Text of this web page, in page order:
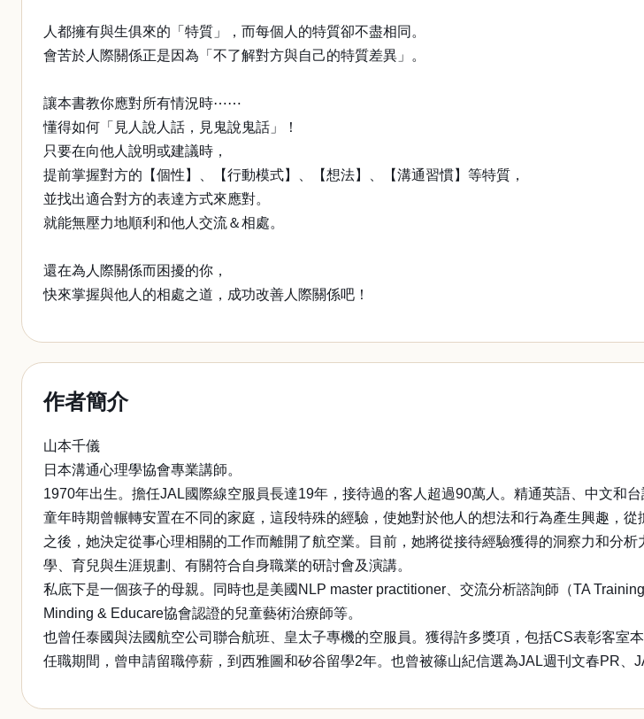
人都擁有與生俱來的「特質」，而每個人的特質卻不盡相同。
會苦於人際關係正是因為「不了解對方與自己的特質差異」。
讓本書教你應對所有情況時⋯⋯
懂得如何「見人說人話，見鬼說鬼話」！
只要在向他人說明或建議時，
提前掌握對方的【個性】、【行動模式】、【想法】、【溝通習慣】等特質，
並找出適合對方的表達方式來應對。
就能無壓力地順利和他人交流＆相處。
還在為人際關係而困擾的你，
快來掌握與他人的相處之道，成功改善人際關係吧！
作者簡介
山本千儀
日本溝通心理學協會專業講師。
1970年出生。擔任JAL國際線空服員長達19年，接待過的客人超過90萬人。精通英語、中文和
童年時期曾輾轉安置在不同的家庭，這段特殊的經驗，使她對於他人的想法和行為產生興趣，從
之後，她決定從事心理相關的工作而離開了航空業。目前，她將從接待經驗獲得的洞察力和分
學、育兒與生涯規劃、有關符合自身職業的研討會及演講。
私底下是一個孩子的母親。同時也是美國NLP master practitioner、交流分析諮詢師（TA
Minding & Educare協會認證的兒童藝術治療師等。
也曾任泰國與法國航空公司聯合航班、皇太子專機的空服員。獲得許多獎項，包括CS表彰客室
任職期間，曾申請留職停薪，到西雅圖和矽谷留學2年。也曾被篠山紀信選為JAL週刊文春PR、